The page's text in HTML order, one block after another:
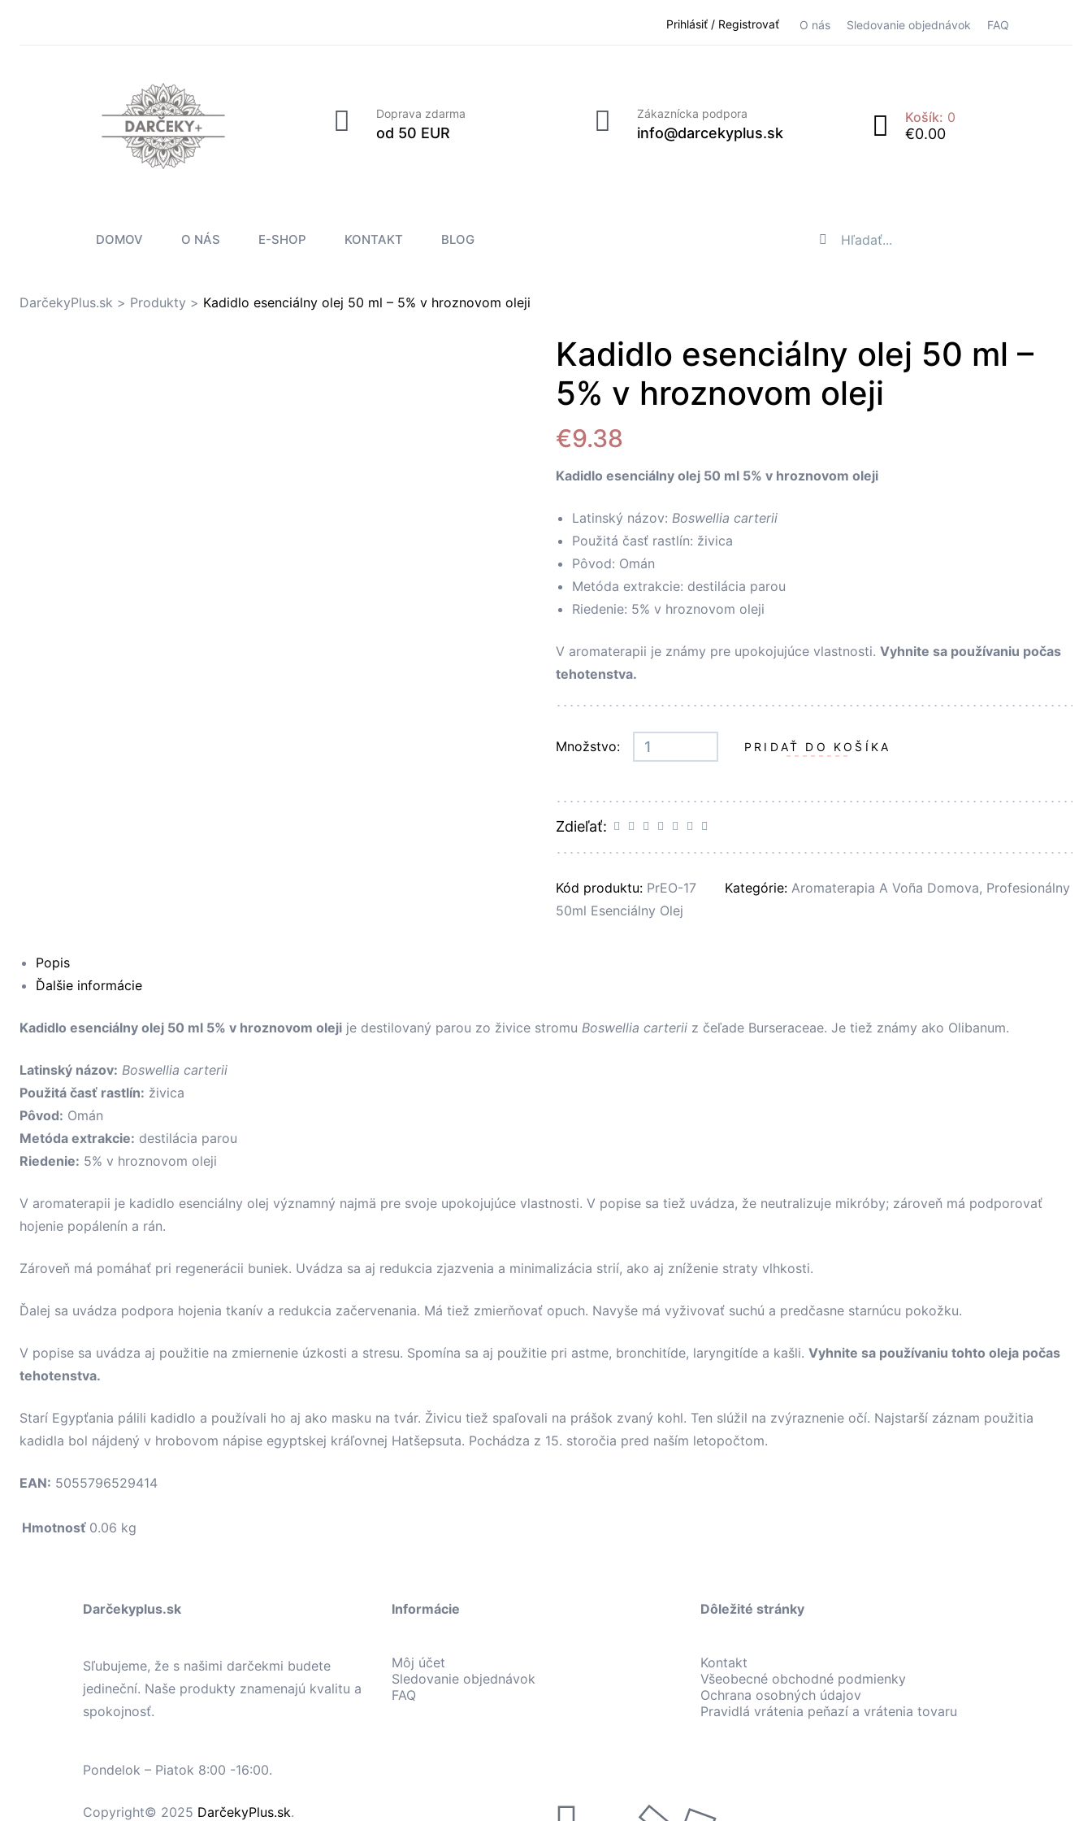
Prihlásiť / Registrovať O nás Sledovanie objednávok FAQ
Doprava zdarma
od 50 EUR
Zákaznícka podpora
info@darcekyplus.sk
Košík: 0
€0.00
DOMOV O NÁS E-SHOP KONTAKT BLOG
DarčekyPlus.sk > Produkty > Kadidlo esenciálny olej 50 ml – 5% v hroznovom oleji
Kadidlo esenciálny olej 50 ml –
5% v hroznovom oleji
€9.38
Kadidlo esenciálny olej 50 ml 5% v hroznovom oleji
Latinský názov: Boswellia carterii
Použitá časť rastlín: živica
Pôvod: Omán
Metóda extrakcie: destilácia parou
Riedenie: 5% v hroznovom oleji
V aromaterapii je známy pre upokojujúce vlastnosti. Vyhnite sa používaniu počas
tehotenstva.
Množstvo: PRIDAŤ DO KOŠÍKA
Zdieľať:
Kód produktu: PrEO-17 Kategórie: Aromaterapia A Voña Domova, Profesionálny
50ml Esenciálny Olej
Popis
Ďalšie informácie
Kadidlo esenciálny olej 50 ml 5% v hroznovom oleji je destilovaný parou zo živice stromu Boswellia carterii z čeľade Burseraceae. Je tiež známy ako Olibanum.
Latinský názov: Boswellia carterii
Použitá časť rastlín: živica
Pôvod: Omán
Metóda extrakcie: destilácia parou
Riedenie: 5% v hroznovom oleji
V aromaterapii je kadidlo esenciálny olej významný najmä pre svoje upokojujúce vlastnosti. V popise sa tiež uvádza, že neutralizuje mikróby; zároveň má podporovať
hojenie popálenín a rán.
Zároveň má pomáhať pri regenerácii buniek. Uvádza sa aj redukcia zjazvenia a minimalizácia strií, ako aj zníženie straty vlhkosti.
Ďalej sa uvádza podpora hojenia tkanív a redukcia začervenania. Má tiež zmierňovať opuch. Navyše má vyživovať suchú a predčasne starnúcu pokožku.
V popise sa uvádza aj použitie na zmiernenie úzkosti a stresu. Spomína sa aj použitie pri astme, bronchitíde, laryngitíde a kašli. Vyhnite sa používaniu tohto oleja počas
tehotenstva.
Starí Egypťania pálili kadidlo a používali ho aj ako masku na tvár. Živicu tiež spaľovali na prášok zvaný kohl. Ten slúžil na zvýraznenie očí. Najstarší záznam použitia
kadidla bol nájdený v hrobovom nápise egyptskej kráľovnej Hatšepsuta. Pochádza z 15. storočia pred naším letopočtom.
EAN: 5055796529414
Hmotnosť 0.06 kg
Darčekyplus.sk
Sľubujeme, že s našimi darčekmi budete
jedineční. Naše produkty znamenajú kvalitu a
spokojnosť.
Pondelok – Piatok 8:00 -16:00.
Informácie
Môj účet
Sledovanie objednávok
FAQ
Dôležité stránky
Kontakt
Všeobecné obchodné podmienky
Ochrana osobných údajov
Pravidlá vrátenia peňazí a vrátenia tovaru
Copyright© 2025 DarčekyPlus.sk.